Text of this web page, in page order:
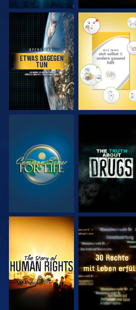
ANSEHEN ANSEHEN
ANSEHEN ANSEHEN
ANSEHEN ANSEHEN